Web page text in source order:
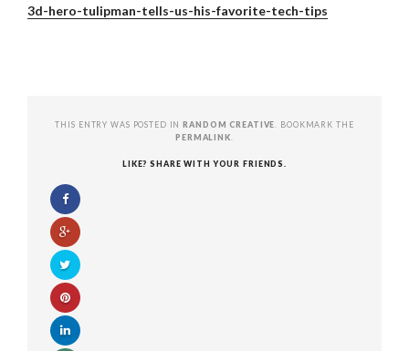
3d-hero-tulipman-tells-us-his-favorite-tech-tips
THIS ENTRY WAS POSTED INRANDOM CREATIVE
. BOOKMARK THE
PERMALINK
LIKE? SHARE WITH YOUR FRIENDS.